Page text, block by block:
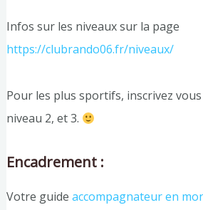
Infos sur les niveaux sur la page
https://clubrando06.fr/niveaux/
Pour les plus sportifs, inscrivez
niveau 2, et 3.
Encadrement :
Votre guide accompagnateur en